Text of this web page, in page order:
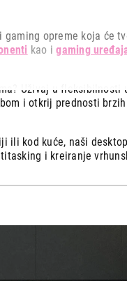
opreme koja će
kao igaming
Uživaj u
i otkrij prednosti
kod kuće, naši
i kreiranje
iz naše
filmove ili igraš igrice.
koji
, mi